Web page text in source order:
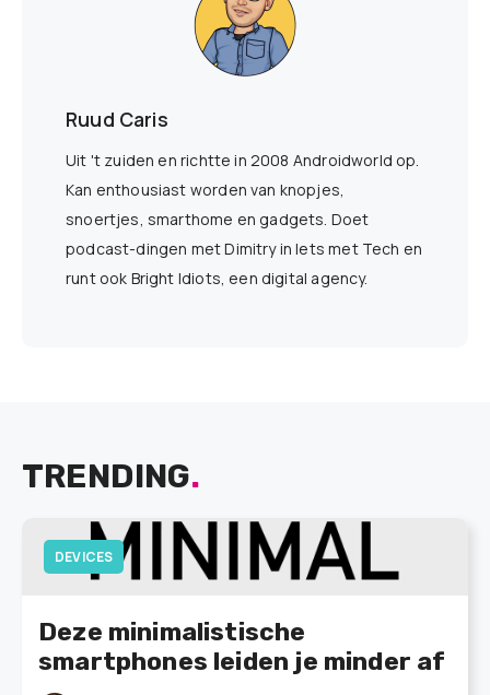
Ruud Caris
Uit 't zuiden en richtte in 2008 Androidworld op.
Kan enthousiast worden van knopjes,
snoertjes, smarthome en gadgets. Doet
podcast-dingen met Dimitry in Iets met Tech en
runt ook Bright Idiots, een digital agency.
TRENDING.
DEVICES
Deze minimalistische
smartphones leiden je minder af